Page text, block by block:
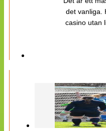
det vanliga.
casino utan